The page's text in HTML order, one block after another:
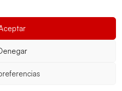
Aragonesa de Voleibol |
porTOOOLS
de Accesibilidad